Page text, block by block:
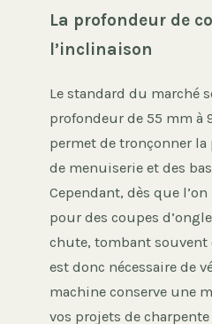
La profondeur de
l’inclinaison
Le standard du marché
profondeur de 55 mm à
permet de tronçonner
de menuiserie et des
Cependant, dès que
pour des coupes
chute, tombant souvent
est donc nécessaire de
machine conserve une
vos projets de